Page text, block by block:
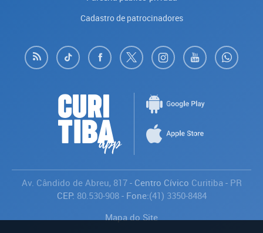
Cadastro de patrocinadores
Av. Cândido de Abreu, 817- Centro Cívico Curitiba - PR
CEP: 80.530-908- Fone:(41) 3350-8484
Mapa do Site